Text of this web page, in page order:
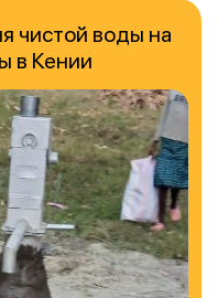
чистой воды на
в Кении